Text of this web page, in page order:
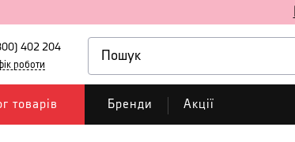
402 204
роботи
товарів Бренди Акції